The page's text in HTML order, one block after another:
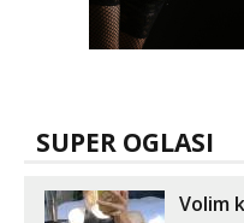
SUPER OGLASI
Volim